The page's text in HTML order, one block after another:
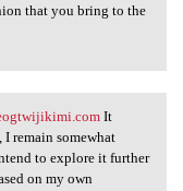
that you bring to the
It
remain somewhat
to explore it further
on my own